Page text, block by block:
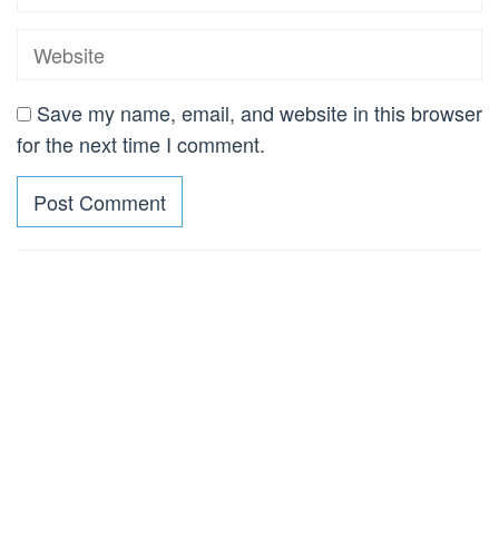
Save my name, email, and website in this browser
for the next time I comment.